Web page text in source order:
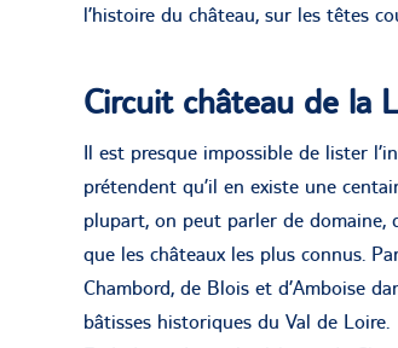
l’histoire du château, sur les têtes
Circuit château de la
Il est presque impossible de lister
prétendent qu’il en existe une
plupart, on peut parler de domaine,
que les châteaux les plus connus.
Chambord, de Blois et d’Amboise
bâtisses historiques du Val de Loire.